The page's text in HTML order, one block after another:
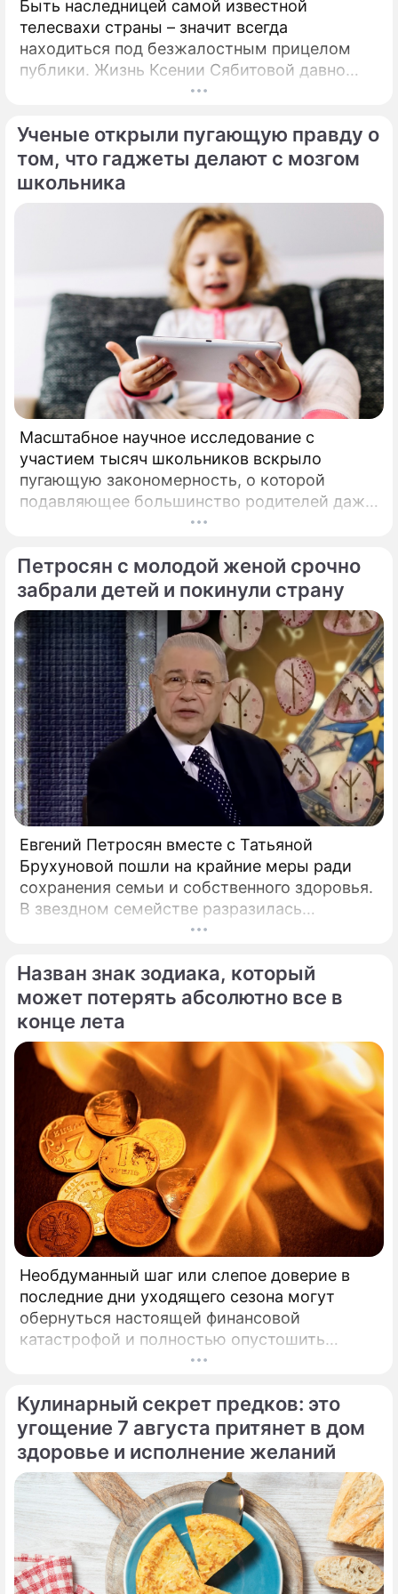
Галкина засняли в Испании в объятиях
молодой красотки
Алла Борисовна Пугачева
Быть наследницей самой известной
телесвахи страны – значит всегда
находиться под безжалостным прицелом
публики. Жизнь Ксении Сябитовой давно
рассматривают под мощной лупой.
Ученые открыли пугающую правду о
том, что гаджеты делают с мозгом
школьника
Масштабное научное исследование с
участием тысяч школьников вскрыло
пугающую закономерность, о которой
подавляющее большинство родителей даже
не догадывалось. Привычка дарить ребенку
социальным сетям в младшем
подростковом возрасте обворачивается
скрытым провалом в учебе.
Петросян с молодой женой срочно
забрали детей и покинули страну
Евгений Петросян вместе с Татьяной
Брухуновой пошли на крайние меры ради
сохранения семьи и собственного здоровья.
В звездном семействе разразилась
настоящая тихая драма, которая вынудила
Назван знак зодиака, который
может потерять абсолютно все в
конце лета
Необдуманный шаг или слепое доверие в
последние дни уходящего сезона могут
обернуться настоящей финансовой
катастрофой и полностью опустошить
кошелек. Известная шаманка и ясновидящая
экстренным предупреждением для всех, кто
привык легкомысленно относиться к своим
сбережениям.
Кулинарный секрет предков: это
угощение 7 августа притянет в дом
здоровье и исполнение желаний